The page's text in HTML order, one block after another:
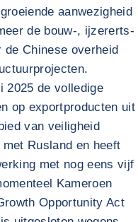
aanwezigheid
de bouw-, ijzererts-
de Chinese overheid
2025 de volledige
op exportproducten uit
van veiligheid
Rusland en heeft
met nog eens vijf
Kameroen
Opportunity Act